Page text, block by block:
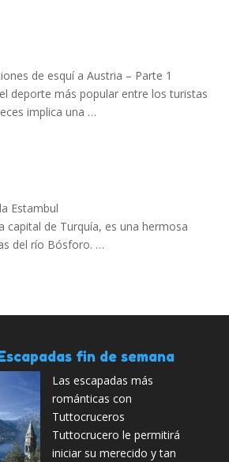
de esquí a Austria – Parte 1
deporte más popular entre los turistas
implica una …
Estambul
capital de Turquía, es una hermosa
del río Bósforo. …
fin de semana
Las escapadas más
románticas con
Tuttocruceros
Tuttocrucero le permitirá
iniciar su merecido y tan